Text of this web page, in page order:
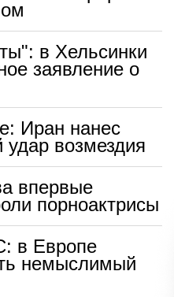
в Хельсинки
заявление о
Иран нанес
возмездия
впервые
порноактрисы
в Европе
немыслимый